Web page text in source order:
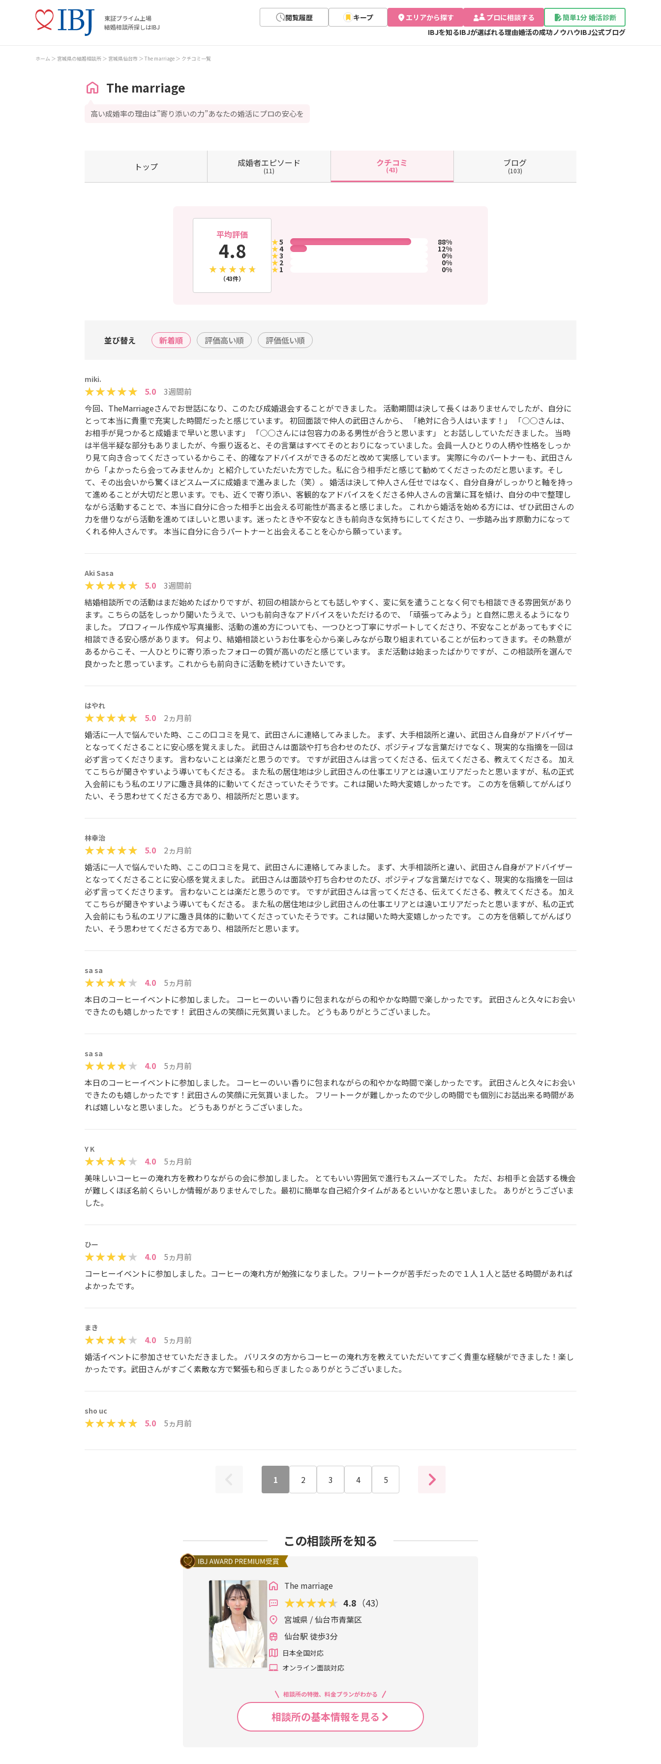
東証プライム上場
結婚相談所探しはIBJ
閲覧履歴 キープ エリアから探す プロに相談する
簡単1分 婚活診断
IBJを知るIBJが選ばれる理由婚活の成功ノウハウIBJ公式ブログ
ホーム 宮城県の結婚相談所 宮城県仙台市 The marriage クチコミ一覧
The marriage
高い成婚率の理由は”寄り添いの力”あなたの婚活にプロの安心を
トップ 成婚者エピソード
(11)
クチコミ
(43)
ブログ
(103)
平均評価
4.8
（43件）
★5 88%
★4 12%
★3 0%
★ 2 0%
★ 1 0%
並び替え 新着順 評価高い順 評価低い順
miki.
5.0
3週間前
今回、TheMarriageさんでお世話になり、このたび成婚退会することができました。 活動期間は決して長くはありませんでしたが、自分に
とって本当に貴重で充実した時間だったと感じています。 初回面談で仲人の武田さんから、 「絶対に合う人はいます！」 「○○さんは、
お相手が見つかると成婚まで早いと思います」 「○○さんには包容力のある男性が合うと思います」 とお話ししていただきました。 当時
は半信半疑な部分もありましたが、今振り返ると、その言葉はすべてそのとおりになっていました。会員一人ひとりの人柄や性格をしっか
り見て向き合ってくださっているからこそ、的確なアドバイスができるのだと改めて実感しています。 実際に今のパートナーも、武田さん
から「よかったら会ってみませんか」と紹介していただいた方でした。私に合う相手だと感じて勧めてくださったのだと思います。そし
て、その出会いから驚くほどスムーズに成婚まで進みました（笑）。 婚活は決して仲人さん任せではなく、自分自身がしっかりと軸を持っ
て進めることが大切だと思います。でも、近くで寄り添い、客観的なアドバイスをくださる仲人さんの言葉に耳を傾け、自分の中で整理し
ながら活動することで、本当に自分に合った相手と出会える可能性が高まると感じました。 これから婚活を始める方には、ぜひ武田さんの
力を借りながら活動を進めてほしいと思います。迷ったときや不安なときも前向きな気持ちにしてくださり、一歩踏み出す原動力になって
くれる仲人さんです。 本当に自分に合うパートナーと出会えることを心から願っています。
Aki Sasa
5.0
3週間前
結婚相談所での活動はまだ始めたばかりですが、初回の相談からとても話しやすく、変に気を遣うことなく何でも相談できる雰囲気があり
ます。こちらの話をしっかり聞いたうえで、いつも前向きなアドバイスをいただけるので、「頑張ってみよう」と自然に思えるようになり
ました。 プロフィール作成や写真撮影、活動の進め方についても、一つひとつ丁寧にサポートしてくださり、不安なことがあってもすぐに
相談できる安心感があります。 何より、結婚相談というお仕事を心から楽しみながら取り組まれていることが伝わってきます。その熱意が
あるからこそ、一人ひとりに寄り添ったフォローの質が高いのだと感じています。 まだ活動は始まったばかりですが、この相談所を選んで
良かったと思っています。これからも前向きに活動を続けていきたいです。
はやれ
5.0
2ヵ月前
婚活に一人で悩んでいた時、ここの口コミを見て、武田さんに連絡してみました。 まず、大手相談所と違い、武田さん自身がアドバイザー
となってくださることに安心感を覚えました。 武田さんは面談や打ち合わせのたび、ポジティブな言葉だけでなく、現実的な指摘を一回は
必ず言ってくださります。 言わないことは楽だと思うのです。 ですが武田さんは言ってくださる、伝えてくださる、教えてくださる。 加え
てこちらが聞きやすいよう導いてもくださる。 また私の居住地は少し武田さんの仕事エリアとは遠いエリアだったと思いますが、私の正式
入会前にもう私のエリアに趣き具体的に動いてくださっていたそうです。これは聞いた時大変嬉しかったです。 この方を信頼してがんばり
たい、そう思わせてくださる方であり、相談所だと思います。
林幸治
5.0
2ヵ月前
婚活に一人で悩んでいた時、ここの口コミを見て、武田さんに連絡してみました。 まず、大手相談所と違い、武田さん自身がアドバイザー
となってくださることに安心感を覚えました。 武田さんは面談や打ち合わせのたび、ポジティブな言葉だけでなく、現実的な指摘を一回は
必ず言ってくださります。 言わないことは楽だと思うのです。 ですが武田さんは言ってくださる、伝えてくださる、教えてくださる。 加え
てこちらが聞きやすいよう導いてもくださる。 また私の居住地は少し武田さんの仕事エリアとは遠いエリアだったと思いますが、私の正式
入会前にもう私のエリアに趣き具体的に動いてくださっていたそうです。これは聞いた時大変嬉しかったです。 この方を信頼してがんばり
たい、そう思わせてくださる方であり、相談所だと思います。
sa sa
4.0
5ヵ月前
本日のコーヒーイベントに参加しました。 コーヒーのいい香りに包まれながらの和やかな時間で楽しかったです。 武田さんと久々にお会い
できたのも嬉しかったです！ 武田さんの笑顔に元気貰いました。 どうもありがとうございました。
sa sa
4.0
5ヵ月前
本日のコーヒーイベントに参加しました。 コーヒーのいい香りに包まれながらの和やかな時間で楽しかったです。 武田さんと久々にお会い
できたのも嬉しかったです！武田さんの笑顔に元気貰いました。 フリートークが難しかったので少しの時間でも個別にお話出来る時間があ
れば嬉しいなと思いました。 どうもありがとうございました。
Y K
4.0
5ヵ月前
美味しいコーヒーの淹れ方を教わりながらの会に参加しました。 とてもいい雰囲気で進行もスムーズでした。 ただ、お相手と会話する機会
が難しくほぼ名前くらいしか情報がありませんでした。最初に簡単な自己紹介タイムがあるといいかなと思いました。 ありがとうございま
した。
ひー
4.0
5ヵ月前
コーヒーイベントに参加しました。コーヒーの淹れ方が勉強になりました。フリートークが苦手だったので１人１人と話せる時間があれば
よかったです。
まき
4.0
5ヵ月前
婚活イベントに参加させていただきました。 バリスタの方からコーヒーの淹れ方を教えていただいてすごく貴重な経験ができました！楽し
かったです。武田さんがすごく素敵な方で緊張も和らぎました☺️ありがとうございました。
sho uc
5.0 5ヵ月前
1 2 3 4 5
この相談所を知る
The marriage
4.8 （43）
宮城県 / 仙台市青葉区
仙台駅 徒歩3分
日本全国対応
オンライン面談対応
相談所の特徴、料金プランがわかる
相談所の基本情報を見る